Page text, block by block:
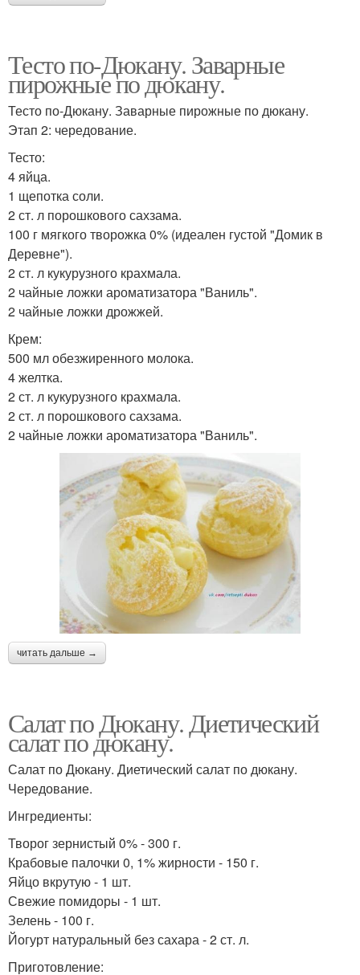
Тесто по-Дюкану. Заварные
пирожные по дюкану.
Тесто по-Дюкану. Заварные пирожные по дюкану.
Этап 2: чередование.
Тесто:
4 яйца.
1 щепотка соли.
2 ст. л порошкового сахзама.
100 г мягкого творожка 0% (идеален густой "Домик в
Деревне").
2 ст. л кукурузного крахмала.
2 чайные ложки ароматизатора "Ваниль".
2 чайные ложки дрожжей.
Крем:
500 мл обезжиренного молока.
4 желтка.
2 ст. л кукурузного крахмала.
2 ст. л порошкового сахзама.
2 чайные ложки ароматизатора "Ваниль".
читать дальше →
Салат по Дюкану. Диетический
салат по дюкану.
Салат по Дюкану. Диетический салат по дюкану.
Чередование.
Ингредиенты:
Творог зернистый 0% - 300 г.
Крабовые палочки 0, 1% жирности - 150 г.
Яйцо вкрутую - 1 шт.
Свежие помидоры - 1 шт.
Зелень - 100 г.
Йогурт натуральный без сахара - 2 ст. л.
Приготовление: